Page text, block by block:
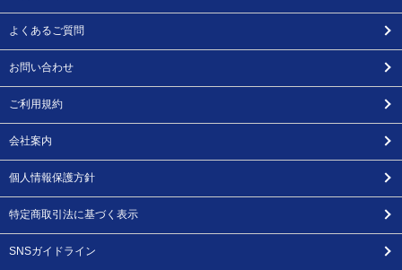
よくあるご質問
お問い合わせ
ご利用規約
会社案内
個人情報保護方針
特定商取引法に基づく表示
SNSガイドライン